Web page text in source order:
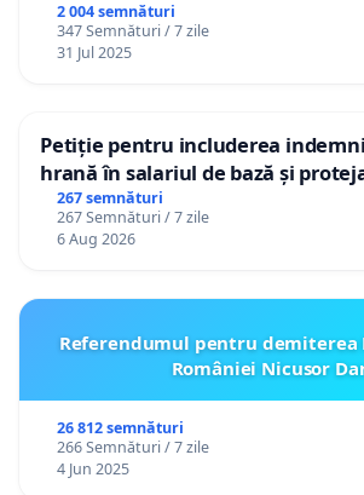
2 004 semnături
347 Semnături / 7 zile
31 Jul 2025
Petiție pentru includerea
hrană în salariul de bază și
gradațiilor de vechime pentru
personali
267 semnături
267 Semnături / 7 zile
6 Aug 2026
Referendumul pentru demiterea
României Nicusor
26 812 semnături
266 Semnături / 7 zile
4 Jun 2025